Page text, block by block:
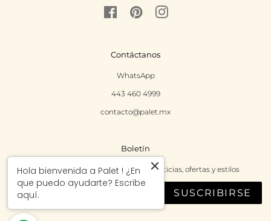
FacebookPinterestInstagram
Contáctanos
WhatsApp
443 460 4999
contacto@palet.mx
Boletín
Regístrate para recibir las últimas noticias, ofertas y estilos
SUSCRIBIRSE
Hola bienvenida a Palet ! ¿En
que puedo ayudarte? Escribe
aquí.